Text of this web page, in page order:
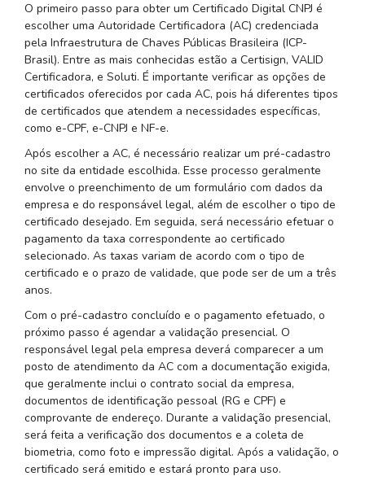
O primeiro passo para obter um Certificado Digital CNPJ é
escolher uma Autoridade Certificadora (AC) credenciada
pela Infraestrutura de Chaves Públicas Brasileira (ICP-
Brasil). Entre as mais conhecidas estão a Certisign, VALID
Certificadora, e Soluti. É importante verificar as opções de
certificados oferecidos por cada AC, pois há diferentes tipos
de certificados que atendem a necessidades específicas,
como e-CPF, e-CNPJ e NF-e.
Após escolher a AC, é necessário realizar um pré-cadastro
no site da entidade escolhida. Esse processo geralmente
envolve o preenchimento de um formulário com dados da
empresa e do responsável legal, além de escolher o tipo de
certificado desejado. Em seguida, será necessário efetuar o
pagamento da taxa correspondente ao certificado
selecionado. As taxas variam de acordo com o tipo de
certificado e o prazo de validade, que pode ser de um a três
anos.
Com o pré-cadastro concluído e o pagamento efetuado, o
próximo passo é agendar a validação presencial. O
responsável legal pela empresa deverá comparecer a um
posto de atendimento da AC com a documentação exigida,
que geralmente inclui o contrato social da empresa,
documentos de identificação pessoal (RG e CPF) e
comprovante de endereço. Durante a validação presencial,
será feita a verificação dos documentos e a coleta de
biometria, como foto e impressão digital. Após a validação, o
certificado será emitido e estará pronto para uso.